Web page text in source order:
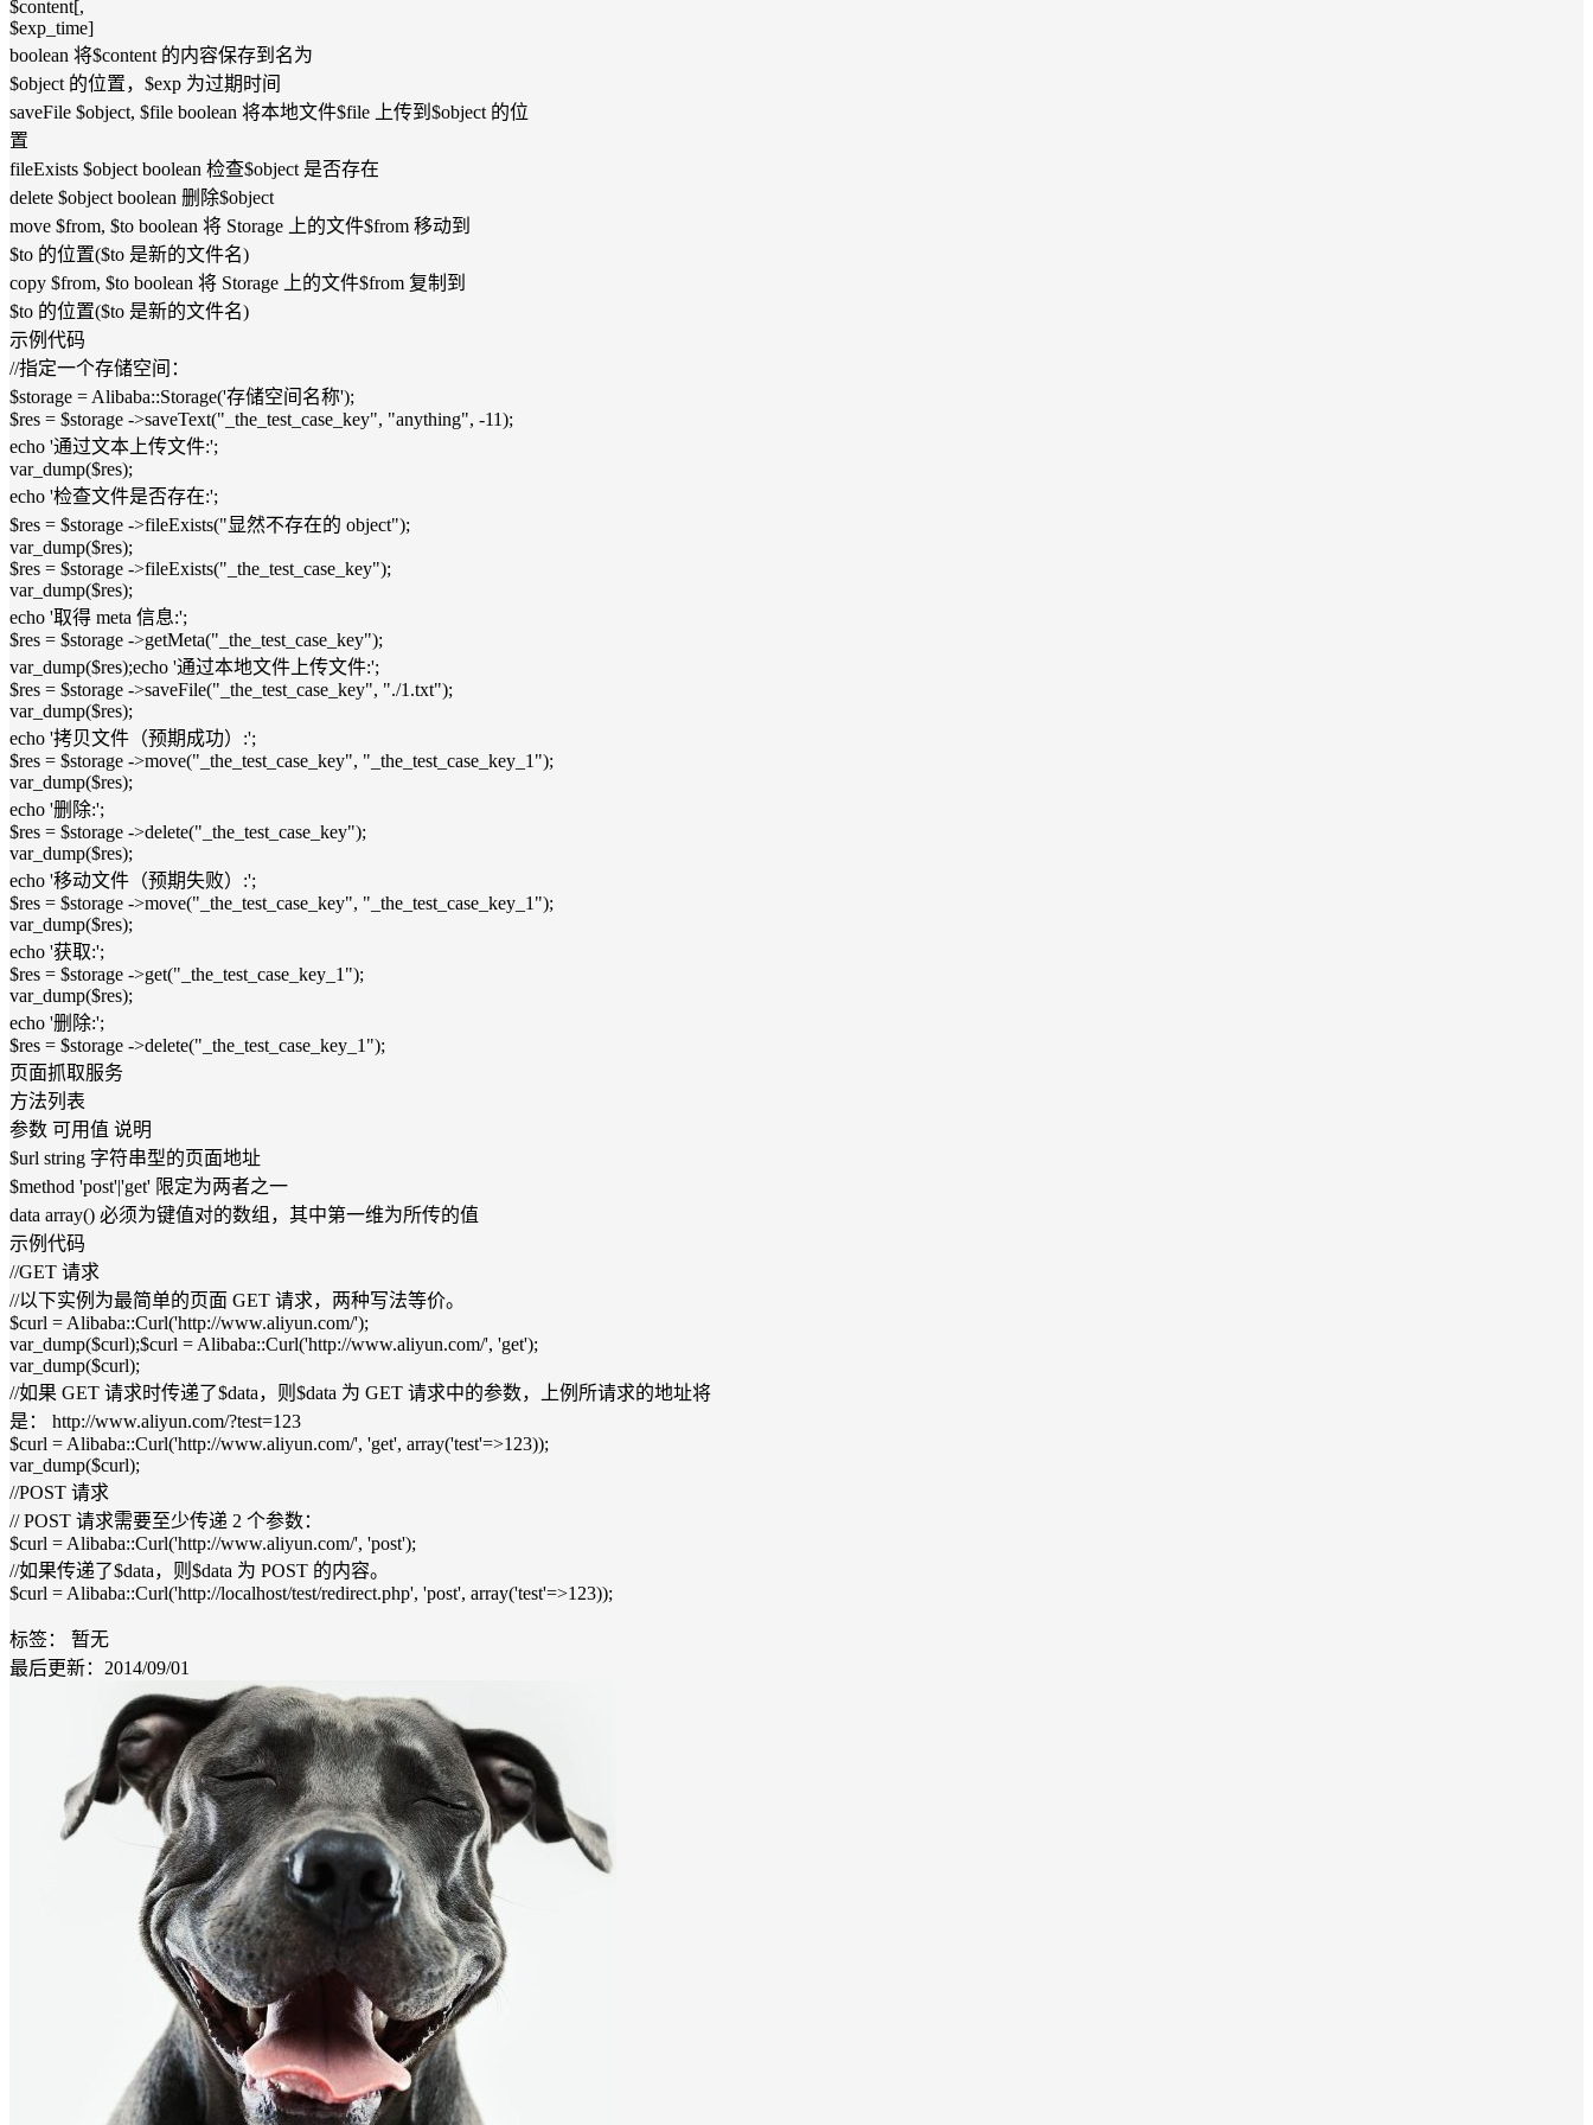
$content[,
$exp_time]
boolean 将$content 的内容保存到名为
$object 的位置，$exp 为过期时间
saveFile $object, $file boolean 将本地文件$file 上传到$object 的位
置
fileExists $object boolean 检查$object 是否存在
delete $object boolean 删除$object
move $from, $to boolean 将 Storage 上的文件$from 移动到
$to 的位置($to 是新的文件名)
copy $from, $to boolean 将 Storage 上的文件$from 复制到
$to 的位置($to 是新的文件名)
示例代码
//指定一个存储空间：
$storage = Alibaba::Storage('存储空间名称');
$res = $storage ->saveText("_the_test_case_key", "anything", -11);
echo '通过文本上传文件:';
var_dump($res);
echo '检查文件是否存在:';
$res = $storage ->fileExists("显然不存在的 object");
var_dump($res);
$res = $storage ->fileExists("_the_test_case_key");
var_dump($res);
echo '取得 meta 信息:';
$res = $storage ->getMeta("_the_test_case_key");
var_dump($res);echo '通过本地文件上传文件:';
$res = $storage ->saveFile("_the_test_case_key", "./1.txt");
var_dump($res);
echo '拷贝文件（预期成功）:';
$res = $storage ->move("_the_test_case_key", "_the_test_case_key_1");
var_dump($res);
echo '删除:';
$res = $storage ->delete("_the_test_case_key");
var_dump($res);
echo '移动文件（预期失败）:';
$res = $storage ->move("_the_test_case_key", "_the_test_case_key_1");
var_dump($res);
echo '获取:';
$res = $storage ->get("_the_test_case_key_1");
var_dump($res);
echo '删除:';
$res = $storage ->delete("_the_test_case_key_1");
页面抓取服务
方法列表
参数 可用值 说明
$url string 字符串型的页面地址
$method 'post'|'get' 限定为两者之一
data array() 必须为键值对的数组，其中第一维为所传的值
示例代码
//GET 请求
//以下实例为最简单的页面 GET 请求，两种写法等价。
$curl = Alibaba::Curl('http://www.aliyun.com/');
var_dump($curl);$curl = Alibaba::Curl('http://www.aliyun.com/', 'get');
var_dump($curl);
//如果 GET 请求时传递了$data，则$data 为 GET 请求中的参数，上例所请求的地址将
是： http://www.aliyun.com/?test=123
$curl = Alibaba::Curl('http://www.aliyun.com/', 'get', array('test'=>123));
var_dump($curl);
//POST 请求
// POST 请求需要至少传递 2 个参数：
$curl = Alibaba::Curl('http://www.aliyun.com/', 'post');
//如果传递了$data，则$data 为 POST 的内容。
$curl = Alibaba::Curl('http://localhost/test/redirect.php', 'post', array('test'=>123));
标签：
暂无
最后更新：2014/09/01